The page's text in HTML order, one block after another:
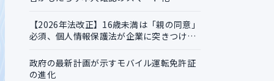
【2026年法改正】16歳未満は「親の同意」
必須、個人情報保護法が企業に突きつける
政府の最新計画が示すモバイル運転免許証
の進化